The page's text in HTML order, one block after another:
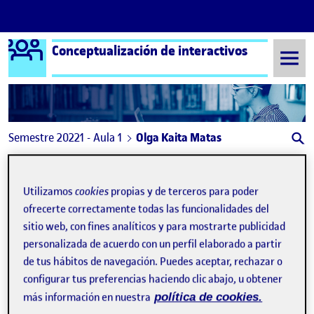
Saltar al contenido
Logo Ágora
Conceptualización de interactivos
Semestre 20221 - Aula 1 Olga Kaita Matas
Publicado por Solución transversal al problema del Sharenting
Publicado por
Olga Kaita Matas
Visibilidad:
Pública- Fecha de publicación
12 Ene 2023-comentarioen Solución transversal al
Utilizamoscookies propias y de terceros para poder
ofrecerte correctamente todas las funcionalidades del
sitio web, con fines analíticos y para mostrarte publicidad
personalizada de acuerdo con un perfil elaborado a partir
de tus hábitos de navegación. Puedes aceptar, rechazar o
configurar tus preferencias haciendo clic abajo, u obtener
más información en nuestra política de cookies.